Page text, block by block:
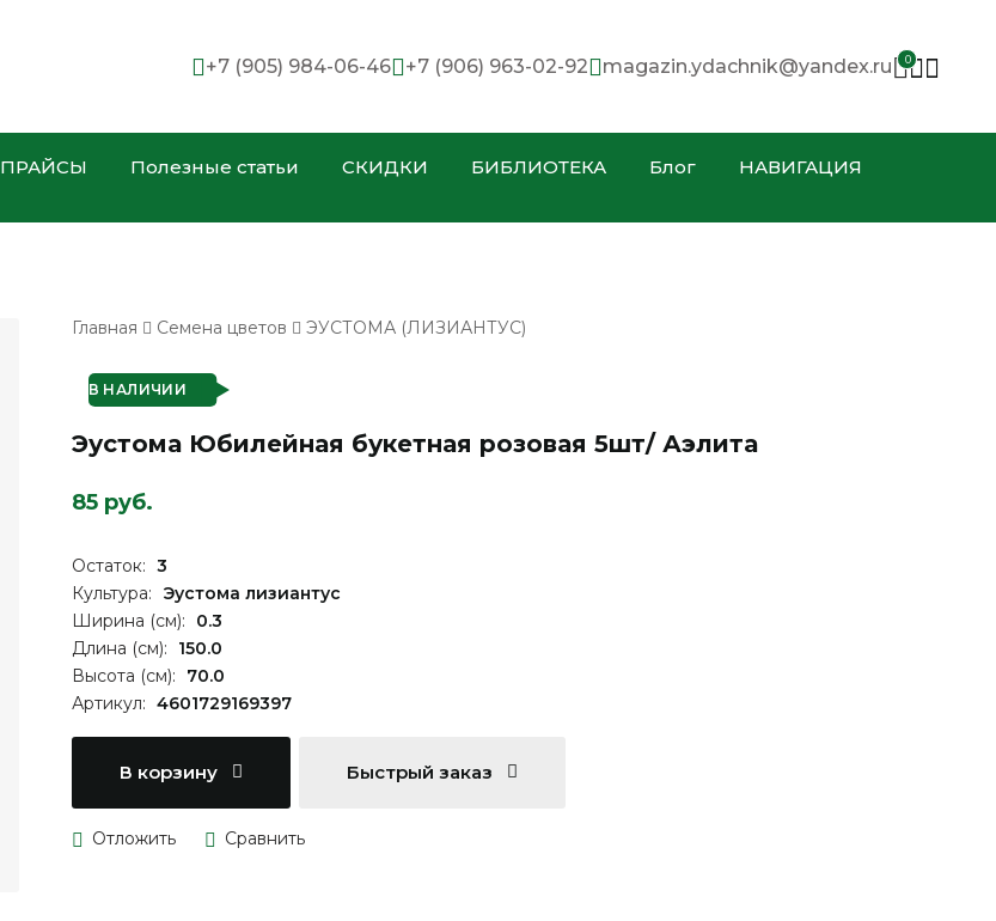
+7 (905) 984-06-46 +7 (906) 963-02-92 magazin.ydachnik@yandex.ru 0
ПРАЙСЫ Полезные статьи СКИДКИ БИБЛИОТЕКА Блог
НАВИГАЦИЯ
Главная Семена цветов ЭУСТОМА (ЛИЗИАНТУС)
В НАЛИЧИИ
Эустома Юбилейная букетная розовая 5шт/ Аэлита
85 руб.
Остаток: 3
Культура:
Эустома лизиантус
Ширина (см):
0.3
Длина (см):
150.0
Высота (см):
70.0
Артикул: 4601729169397
В корзину Быстрый заказ